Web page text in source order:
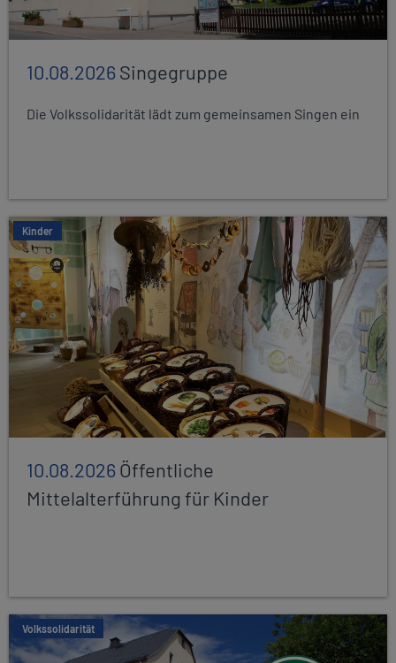
10.08.2026Singegruppe
Die Volkssolidarität lädt zum gemeinsamen Singen ein
Kinder
10.08.2026Öffentliche
Mittelalterführung für Kinder
Volkssolidarität